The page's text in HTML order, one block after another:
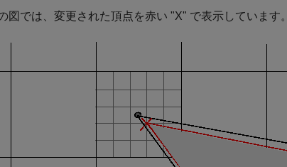
図では、変更された頂点を赤い "X" で表示しています。